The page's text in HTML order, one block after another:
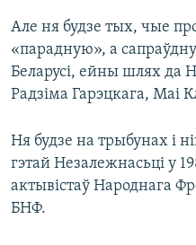
Але ня будзе тых, чые
«парадную», а
Беларусі, ейны шлях да
Радзіма Гарэцкага, Маі
Ня будзе на трыбунах і
гэтай Незалежнасьці у
актывістаў Народнага
БНФ.